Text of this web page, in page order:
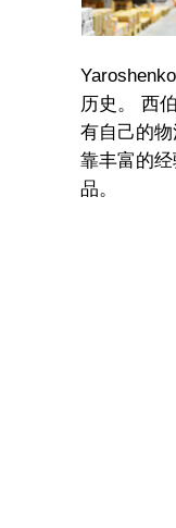
历史。 西
有自己的物
靠丰富的
品。